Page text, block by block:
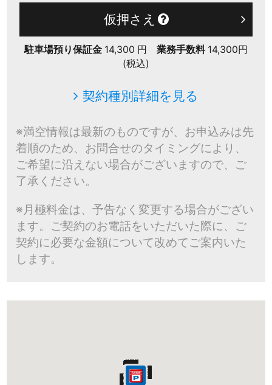
仮押さえ
駐車場預り保証金 14,300 円 業務手数料 14,300円
(税込)
契約種別詳細を見る
※満空情報は最新のものですが、お申込みは先
着順のため、お問合せのタイミングにより、
ご希望に沿えない場合がございますので、ご
了承ください。
※月極料金は、予告なく変更する場合がござい
ます。ご契約のお電話をいただいた際に、ご
契約に必要な金額について改めてご案内いた
します。